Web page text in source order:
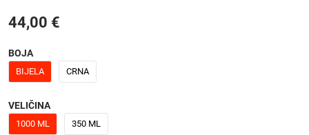
44,00 €
BOJA
BIJELA CRNA
VELIČINA
1000 ML 350 ML